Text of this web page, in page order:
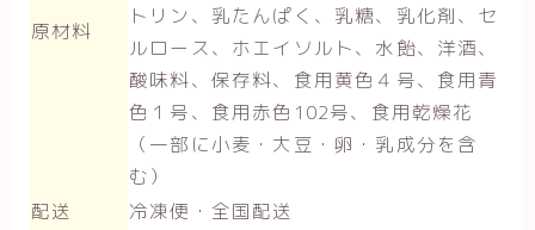
原材料
トリン、乳たんぱく、乳糖、乳化剤、セ
ルロース、ホエイソルト、水飴、洋酒、
酸味料、保存料、食用黄色４号、食用青
色１号、食用赤色102号、食用乾燥花
（一部に小麦・大豆・卵・乳成分を含
む）
配送
冷凍便・全国配送